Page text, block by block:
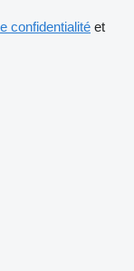
confidentialité et